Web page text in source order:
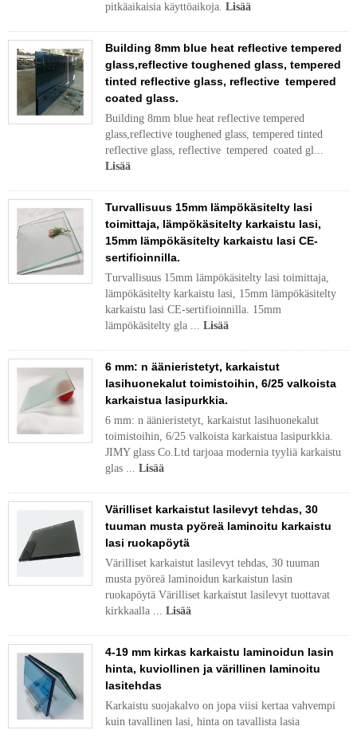
pitkäaikaisia ​​käyttöaikoja. Lisää
Building 8mm blue heat reflective tempered
glass,reflective toughened glass, tempered
tinted reflective glass, reflective tempered
coated glass.
Building 8mm blue heat reflective tempered
glass,reflective toughened glass, tempered tinted
reflective glass, reflective tempered coated gl...
Lisää
Turvallisuus 15mm lämpökäsitelty lasi
toimittaja, lämpökäsitelty karkaistu lasi,
15mm lämpökäsitelty karkaistu lasi CE-
sertifioinnilla.
Turvallisuus 15mm lämpökäsitelty lasi toimittaja,
lämpökäsitelty karkaistu lasi, 15mm lämpökäsitelty
karkaistu lasi CE-sertifioinnilla. 15mm
lämpökäsitelty gla ... Lisää
6 mm: n äänieristetyt, karkaistut
lasihuonekalut toimistoihin, 6/25 valkoista
karkaistua lasipurkkia.
6 mm: n äänieristetyt, karkaistut lasihuonekalut
toimistoihin, 6/25 valkoista karkaistua lasipurkkia.
JIMY glass Co.Ltd tarjoaa modernia tyyliä karkaistu
glas ... Lisää
Värilliset karkaistut lasilevyt tehdas, 30
tuuman musta pyöreä laminoitu karkaistu
lasi ruokapöytä
Värilliset karkaistut lasilevyt tehdas, 30 tuuman
musta pyöreä laminoidun karkaistun lasin
ruokapöytä Värilliset karkaistut lasilevyt tuottavat
kirkkaalla ... Lisää
4-19 mm kirkas karkaistu laminoidun lasin
hinta, kuviollinen ja värillinen laminoitu
lasitehdas
Karkaistu suojakalvo on jopa viisi kertaa vahvempi
kuin tavallinen lasi, hinta on tavallista lasia